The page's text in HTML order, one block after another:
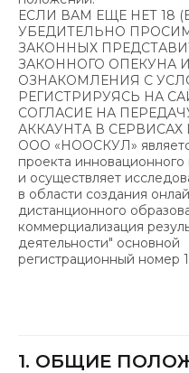
ЕСЛИ ВАМ ЕЩЕ НЕТ 18
УБЕДИТЕЛЬНО
ЗАКОННЫХ
ЗАКОННОГО ОПЕКУНА
ОЗНАКОМЛЕНИЯ С
РЕГИСТРИРУЯСЬ НА
СОГЛАСИЕ НА
АККАУНТА В
ООО «НООСКУЛ»
проекта инновационного
и осуществляет
в области создания
дистанционного
коммерциализация
деятельности" основной
регистрационный номер 1
1. ОБЩИЕ